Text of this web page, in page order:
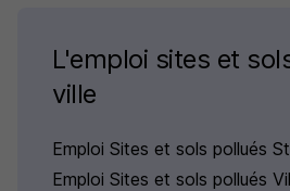
L'emploi sites et
ville
Emploi Sites et sols pollués
Emploi Sites et sols pollués